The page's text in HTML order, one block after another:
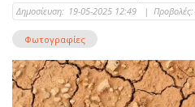
Δημοσίευση: 19-05-2025 12:49 | Προβολές:
Φωτογραφίες